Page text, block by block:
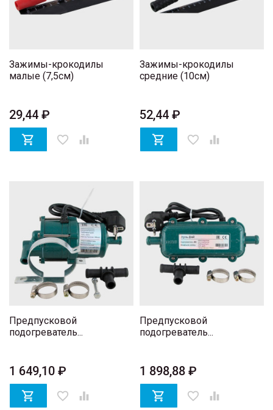
Зажимы-крокодилы
малые (7,5см)
29,44 ₽
 favorite_border 
Зажимы-крокодилы
средние (10см)
52,44 ₽
 favorite_border 
Предпусковой
подогреватель...
1 649,10 ₽
 favorite_border 
Предпусковой
подогреватель...
1 898,88 ₽
 favorite_border 